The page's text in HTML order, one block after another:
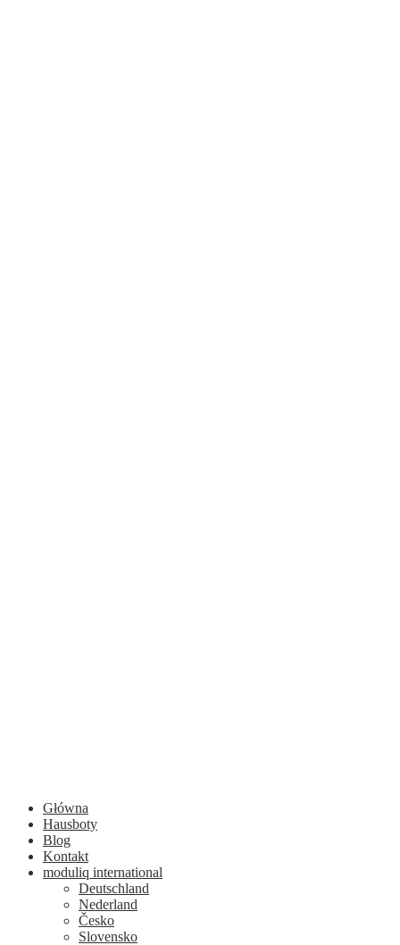
Główna
Hausboty
Blog
Kontakt
moduliq international
Deutschland
Nederland
Česko
Slovensko